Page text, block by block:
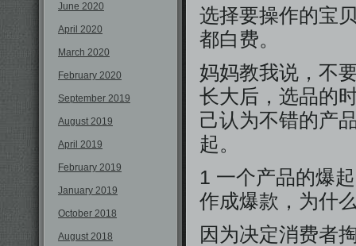
June 2020
April 2020
March 2020
February 2020
September 2019
August 2019
April 2019
February 2019
January 2019
October 2018
August 2018
选择要操作的宝
都白费。
妈妈教我说，不
长大后，选品的
己认为不错的产
起。
1 一个产品的爆
作成爆款，为什
因为决定消费者